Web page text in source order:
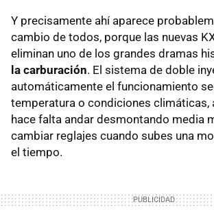
Y precisamente ahí aparece
cambio de todos, porque las nuevas
eliminan uno de los grandes dramas
la carburación. El sistema de doble
automáticamente el funcionamiento
temperatura o condiciones climáticas,
hace falta andar desmontando media
cambiar reglajes cuando subes una
el tiempo.